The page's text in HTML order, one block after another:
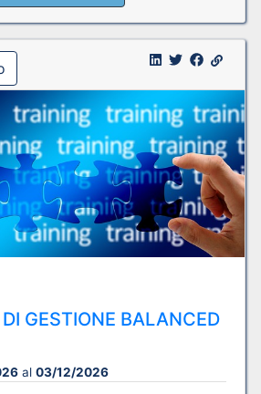
GESTIONE BALANCED
al 03/12/2026